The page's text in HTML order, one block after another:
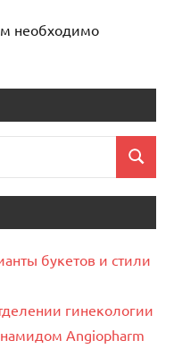
необходимо
Поиск
букетов и стили
гинекологии
Angiopharm